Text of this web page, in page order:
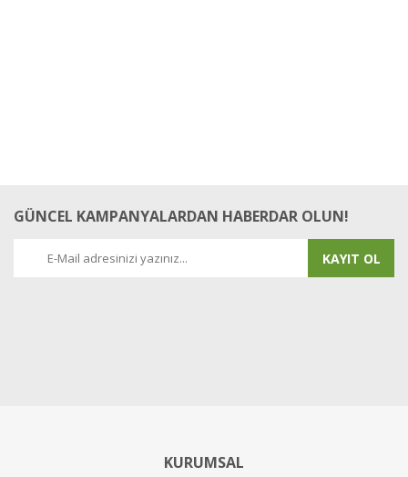
GÜNCEL KAMPANYALARDAN HABERDAR OLUN!
KAYIT OL
KURUMSAL